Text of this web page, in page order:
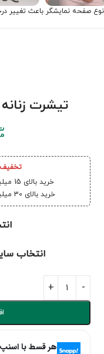
نوع صفحه نمایشگر باعث تغییر
تیشرت زنانه Colin’s کد CL1079667
تخفیف
خرید بالای 15 میلیون تومان:
خرید بالای 30 میلیون تومان:
انتخاب
هر قسط با